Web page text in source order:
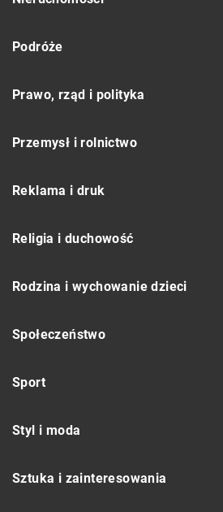
Podróże
Prawo, rząd i polityka
Przemysł i rolnictwo
Reklama i druk
Religia i duchowość
Rodzina i wychowanie dzieci
Społeczeństwo
Sport
Styl i moda
Sztuka i zainteresowania